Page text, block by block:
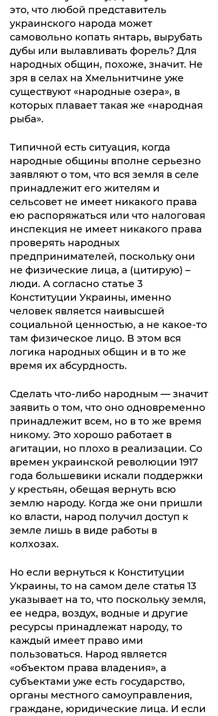
это, что любой представитель
украинского народа может
самовольно копать янтарь, вырубать
дубы или вылавливать форель? Для
народных общин, похоже, значит. Не
зря в селах на Хмельнитчине уже
существуют «народные озера», в
которых плавает такая же «народная
рыба».
Типичной есть ситуация, когда
народные общины вполне серьезно
заявляют о том, что вся земля в селе
принадлежит его жителям и
сельсовет не имеет никакого права
ею распоряжаться или что налоговая
инспекция не имеет никакого права
проверять народных
предпринимателей, поскольку они
не физические лица, а (цитирую) –
люди. А согласно статье 3
Конституции Украины, именно
человек является наивысшей
социальной ценностью, а не какое-то
там физическое лицо. В этом вся
логика народных общин и в то же
время их абсурдность.
Сделать что-либо народным — значит
заявить о том, что оно одновременно
принадлежит всем, но в то же время
никому. Это хорошо работает в
агитации, но плохо в реализации. Со
времен украинской революции 1917
года большевики искали поддержки
у крестьян, обещая вернуть всю
землю народу. Когда же они пришли
ко власти, народ получил доступ к
земле лишь в виде работы в
колхозах.
Но если вернуться к Конституции
Украины, то на самом деле статья 13
указывает на то, что поскольку земля,
ее недра, воздух, водные и другие
ресурсы принадлежат народу, то
каждый имеет право ими
пользоваться. Народ является
«объектом права владения», а
субъектами уже есть государство,
органы местного самоуправления,
граждане, юридические лица. И если